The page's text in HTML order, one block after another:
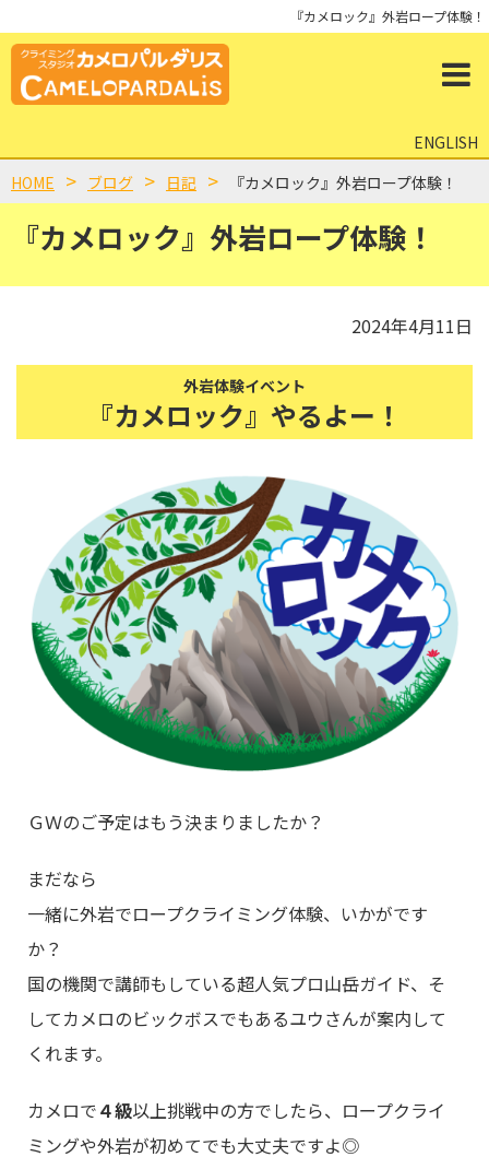
『カメロック』外岩ロープ体験！
ENGLISH
『カメロック』外岩ロープ体験！
HOME ブログ 日記 『カメロック』外岩ロープ体験！
2024年4月11日
外岩体験イベント
『カメロック』やるよー！
ＧＷのご予定はもう決まりましたか？
まだなら
一緒に外岩でロープクライミング体験、いかがです
か？
国の機関で講師もしている超人気プロ山岳ガイド、そ
してカメロのビックボスでもあるユウさんが案内して
くれます。
カメロで４級以上挑戦中の方でしたら、ロープクライ
ミングや外岩が初めてでも大丈夫ですよ◎